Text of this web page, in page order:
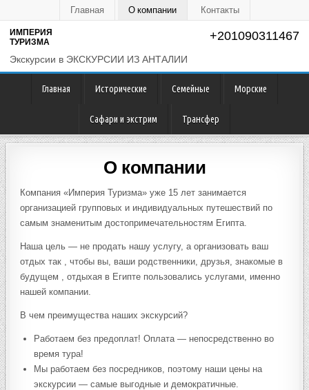
Главная О компании Контакты
ИМПЕРИЯ
ТУРИЗМА
Экскурсии в ЭКСКУРСИИ ИЗ АНТАЛИИ
+201090311467
Главная Исторические Семейные Морские
Сафари и экстрим Трансфер
О компании
Компания «Империя Туризма» уже 15 лет занимается
организацией групповых и индивидуальных путешествий по
самым знаменитым достопримечательностям Египта.
Наша цель — не продать нашу услугу, а организовать ваш
отдых так , чтобы вы, ваши родственники, друзья, знакомые в
будущем , отдыхая в Египте пользовались услугами, именно
нашей компании.
В чем преимущества наших экскурсий?
Работаем без предоплат! Оплата — непосредственно во
время тура!
Мы работаем без посредников, поэтому наши цены на
экскурсии — самые выгодные и демократичные.